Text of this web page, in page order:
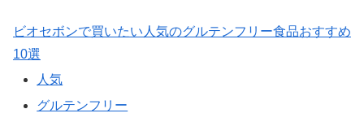
ビオセボンで買いたい人気のグルテンフリー食品おすすめ
10選
人気
グルテンフリー